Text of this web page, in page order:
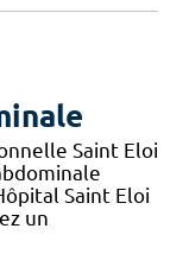
Saint Eloi
Saint Eloi
un